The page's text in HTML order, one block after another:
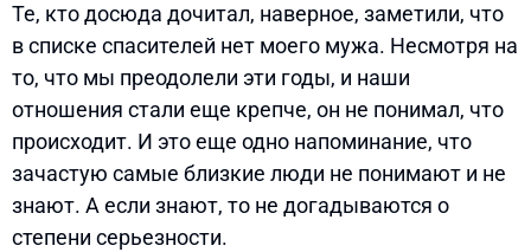
Те, кто досюда дочитал, наверное, заметили, что
в списке спасителей нет моего мужа. Несмотря на
то, что мы преодолели эти годы, и наши
отношения стали еще крепче, он не понимал, что
происходит. И это еще одно напоминание, что
зачастую самые близкие люди не понимают и не
знают. А если знают, то не догадываются о
степени серьезности.